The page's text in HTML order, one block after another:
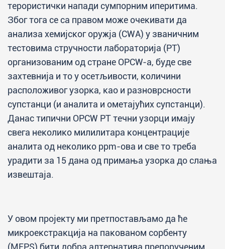
терористички напади сумпорним иперитима.
Због тога се са правом може очекивати да
анализа хемијског оружја (CWA) у званичним
тестовима стручности лабораторија (PT)
организованим од стране OPCW-а, буде све
захтевнија и то у осетљивости, количини
расположивог узорка, као и разноврсности
супстанци (и аналита и ометајућих супстанци).
Данас типични OPCW PT течни узорци имају
свега неколико милилитара концентрације
аналита од неколико ppm-ова и све то треба
урадити за 15 дана од примања узорка до слања
извештаја.
У овом пројекту ми претпостављамо да ће
микроекстракција на пакованом сорбенту
(MEPS) бити добра алтернатива препорученим